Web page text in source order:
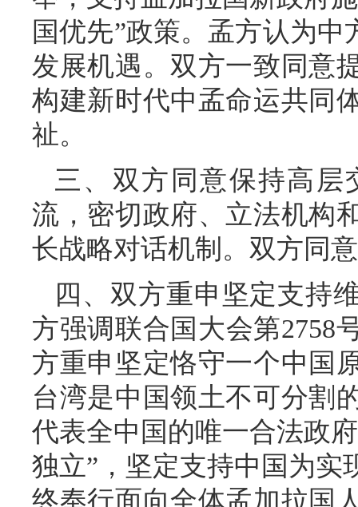
国优先”政策。孟方认为
发展机遇。双方一致同意
构建新时代中孟命运共同
祉。
三、双方同意保持高
流，密切政府、立法机构
长战略对话机制。双方同
四、双方重申坚定支持
方强调联合国大会第2758
方重申坚定恪守一个中国
台湾是中国领土不可分割
代表全中国的唯一合法政
独立”，坚定支持中国为实
终奉行面向全体孟加拉国